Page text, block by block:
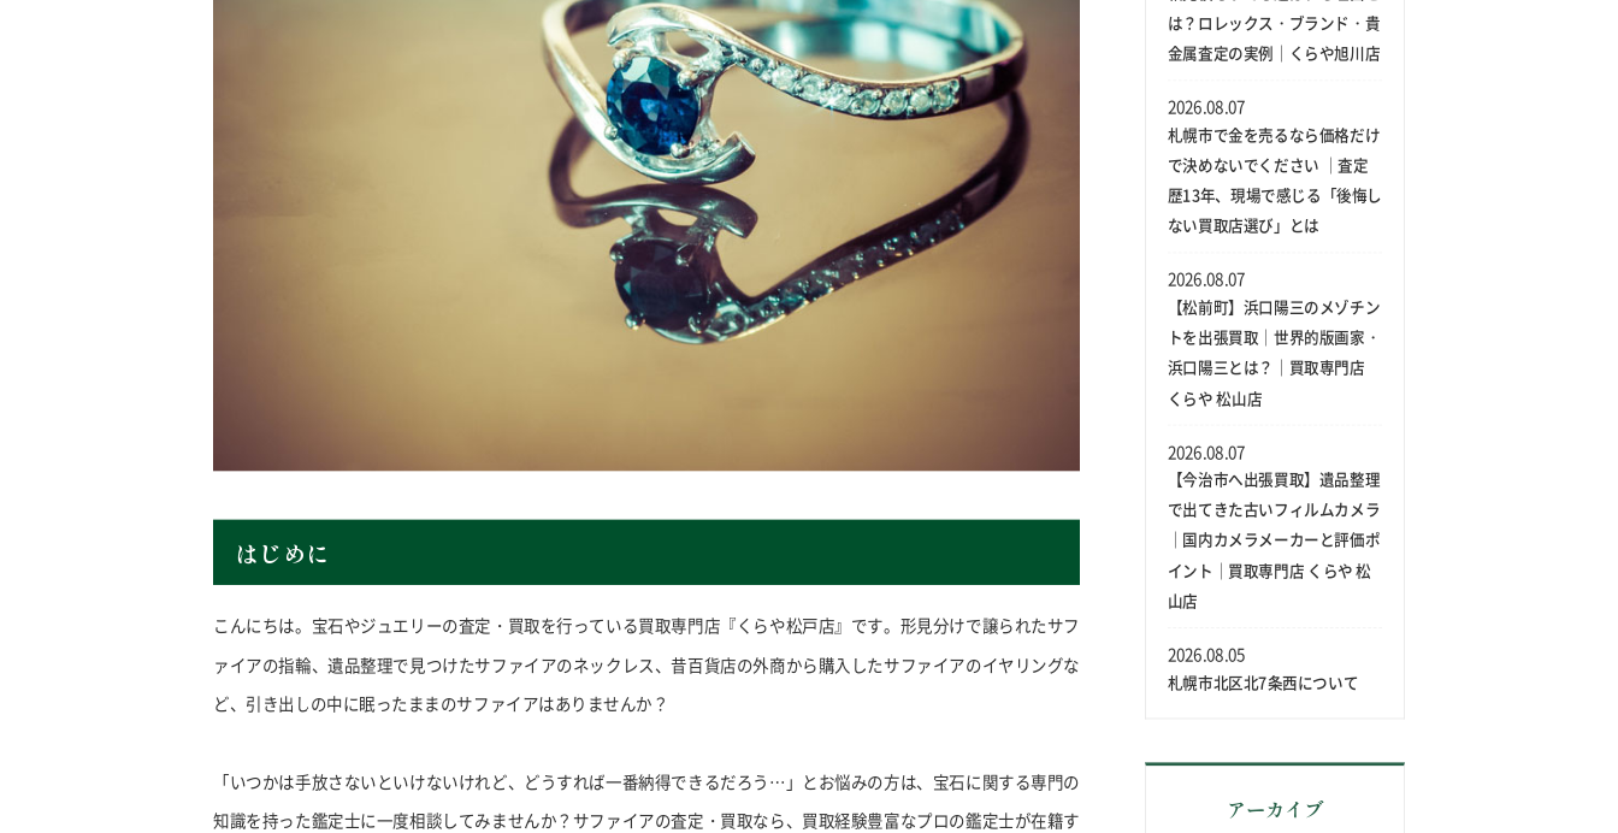
はじめに
こんにちは。宝石やジュエリーの査定・買取を行っている買取専門店『くらや松戸店』です。形見分けで譲られたサフ
ァイアの指輪、遺品整理で見つけたサファイアのネックレス、昔百貨店の外商から購入したサファイアのイヤリングな
ど、引き出しの中に眠ったままのサファイアはありませんか？
「いつかは手放さないといけないけれど、どうすれば一番納得できるだろう…」とお悩みの方は、宝石に関する専門の
知識を持った鑑定士に一度相談してみませんか？サファイアの査定・買取なら、買取経験豊富なプロの鑑定士が在籍す
は？ロレックス・ブランド・貴
金属査定の実例｜くらや旭川店
札幌市で金を売るなら価格だけ
で決めないでください ｜査定
歴13年、現場で感じる「後悔し
ない買取店選び」とは
2026.08.07
【松前町】浜口陽三のメゾチン
トを出張買取｜世界的版画家・
浜口陽三とは？｜買取専門店
くらや 松山店
2026.08.07
【今治市へ出張買取】遺品整理
で出てきた古いフィルムカメラ
｜国内カメラメーカーと評価ポ
イント｜買取専門店 くらや 松
山店
2026.08.07
札幌市北区北7条西について
2026.08.05
アーカイブ